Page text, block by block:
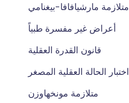
متلازمة مارشيافافا-بيغنامي
أعراض غير مفسرة طبياً
قانون القدرة العقلية
اختبار الحالة العقلية المصغر
متلازمة مونخهاوزن